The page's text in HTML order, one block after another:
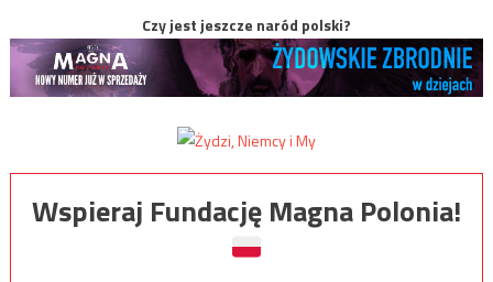
Czy jest jeszcze naród polski?
Wspieraj Fundację Magna Polonia!